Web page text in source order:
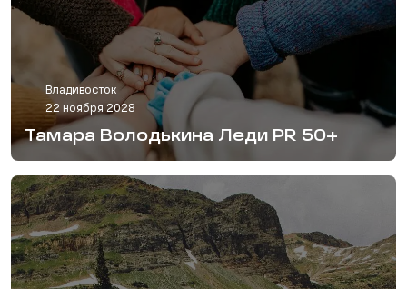
Владивосток
22 ноября 2028
Тамара Володькина Леди PR 50+